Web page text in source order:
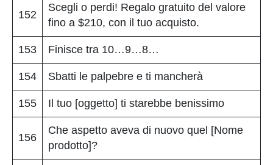
152
Scegli o perdi! Regalo gratuito del valore
fino a $210, con il tuo acquisto.
153 Finisce tra 10…9…8…
154 Sbatti le palpebre e ti mancherà
155 Il tuo [oggetto] ti starebbe benissimo
156
Che aspetto aveva di nuovo quel [Nome
prodotto]?